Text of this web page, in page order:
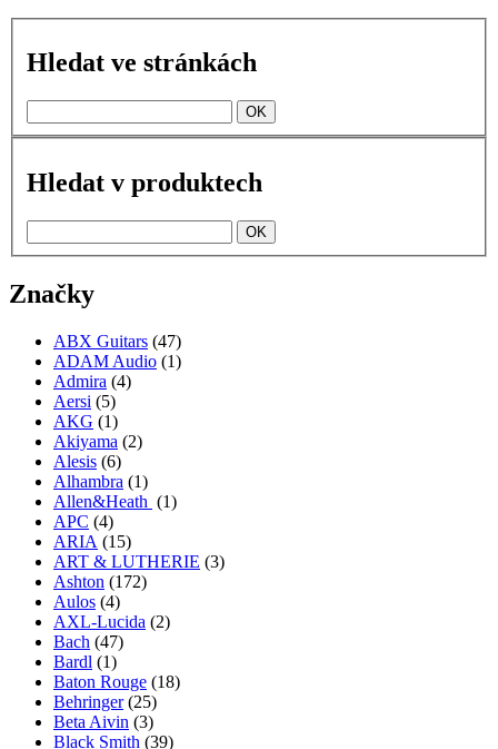
Hledat ve stránkách
Hledat v produktech
Značky
ABX Guitars (47)
ADAM Audio (1)
Admira (4)
Aersi (5)
AKG (1)
Akiyama (2)
Alesis (6)
Alhambra (1)
Allen&Heath (1)
APC (4)
ARIA (15)
ART & LUTHERIE (3)
Ashton (172)
Aulos (4)
AXL-Lucida (2)
Bach (47)
Bardl (1)
Baton Rouge (18)
Behringer(25)
Beta Aivin (3)
Black Smith (39)